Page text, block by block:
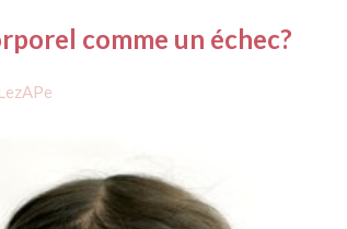
comme un échec?